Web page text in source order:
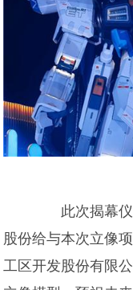
此次揭幕仪
股份给与本次立像
工区开发股份有限